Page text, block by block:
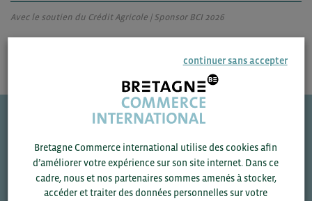
Avec le soutien du Crédit Agricole | Sponsor BCI 2026
Une question ?
VOS CONTACTS
continuer sans accepter
Bretagne Commerce international utilise des cookies afin
d’améliorer votre expérience sur son site internet. Dans ce
cadre, nous et nos partenaires sommes amenés à stocker,
accéder et traiter des données personnelles sur votre